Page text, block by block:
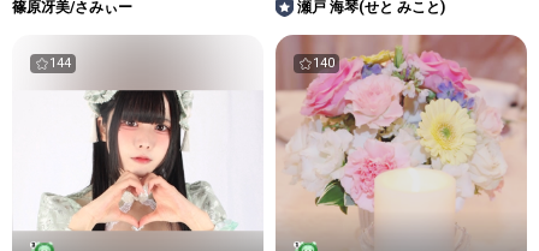
篠原冴美/さみぃー 瀬戸 海琴(せと みこと)
144 140